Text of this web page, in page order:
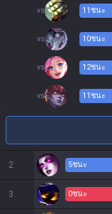
vs 11ชนะ
vs 10ชนะ
vs 12ชนะ
vs 11ชนะ
2 5ชนะ
3 0ชนะ